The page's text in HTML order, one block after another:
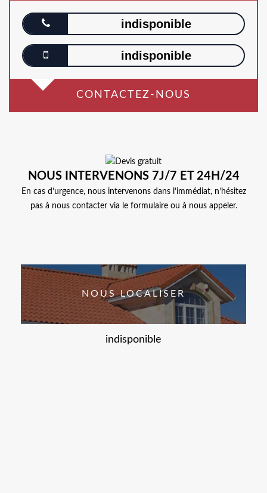
indisponible
indisponible
CONTACTEZ-NOUS
NOUS INTERVENONS 7J/7 ET 24H/24
En cas d’urgence, nous intervenons dans l’immédiat, n’hésitez
pas à nous contacter via le formulaire ou à nous appeler.
NOUS LOCALISER
indisponible